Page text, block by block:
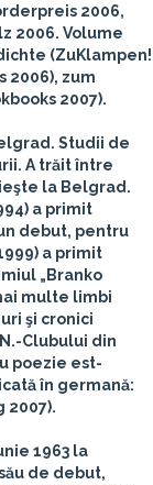
2006,
2006. Volume
(ZuKlampen!
2006), zum
2007).
Studii de
A trăit între
la Belgrad.
a primit
debut, pentru
a primit
„Branko
multe limbi
şi cronici
Clubului din
poezie est-
în germană:
2007).
1963 la
de debut,